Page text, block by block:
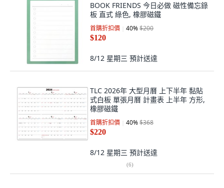
BOOK FRIENDS 今日必做 磁性備忘錄
板 直式 綠色, 橡膠磁鐵
首購折扣價 40%$200
$120
8/12 星期三 預計送達
TLC 2026年 大型月曆 上下半年 黏貼
式白板 單張月曆 計畫表 上半年 方形,
橡膠磁鐵
首購折扣價 40%$368
$220
8/12 星期三 預計送達
(6)